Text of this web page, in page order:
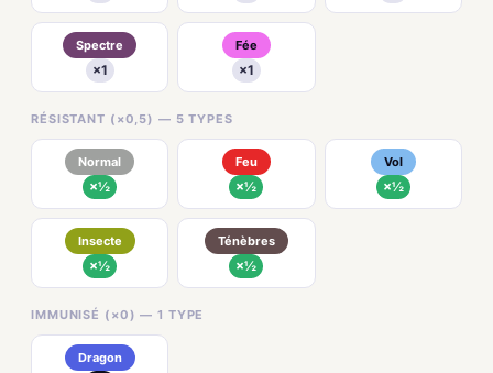
Spectre
×1
Fée
×1
RÉSISTANT (×0,5) — 5 TYPES
Normal
×½
Feu
×½
Vol
×½
Insecte
×½
Ténèbres
×½
IMMUNISÉ (×0) — 1 TYPE
Dragon